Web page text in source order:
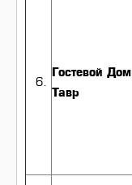
Гостевой Дом
Тавр